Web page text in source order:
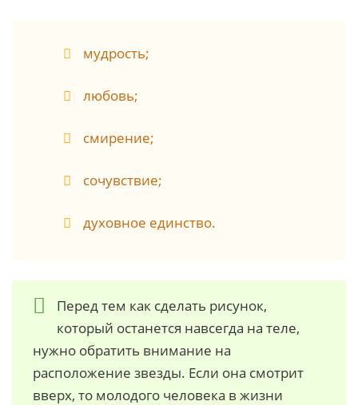
мудрость;
любовь;
смирение;
сочувствие;
духовное единство.
Перед тем как сделать рисунок,
который останется навсегда на теле,
нужно обратить внимание на
расположение звезды. Если она смотрит
вверх, то молодого человека в жизни